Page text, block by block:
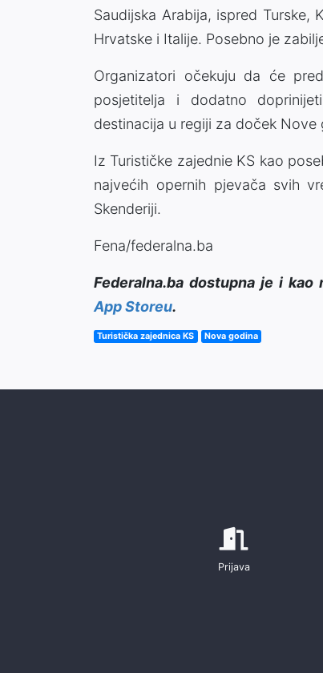
Saudijska Arabija, ispred Turske,
Hrvatske i Italije. Posebno je
Organizatori očekuju da će
posjetitelja i dodatno
destinacija u regiji za doček Nove
Iz Turističke zajednie KS kao
najvećih opernih pjevača svih
Skenderiji.
Fena/federalna.ba
Federalna.ba dostupna je i
App Storeu.
Turistička zajednica KS Nova godina
Prijava